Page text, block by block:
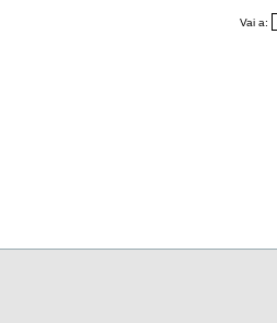
Vai a: